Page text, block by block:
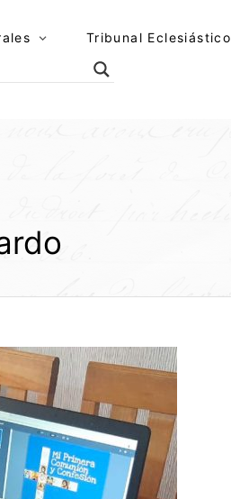
Tribunal Eclesiástico